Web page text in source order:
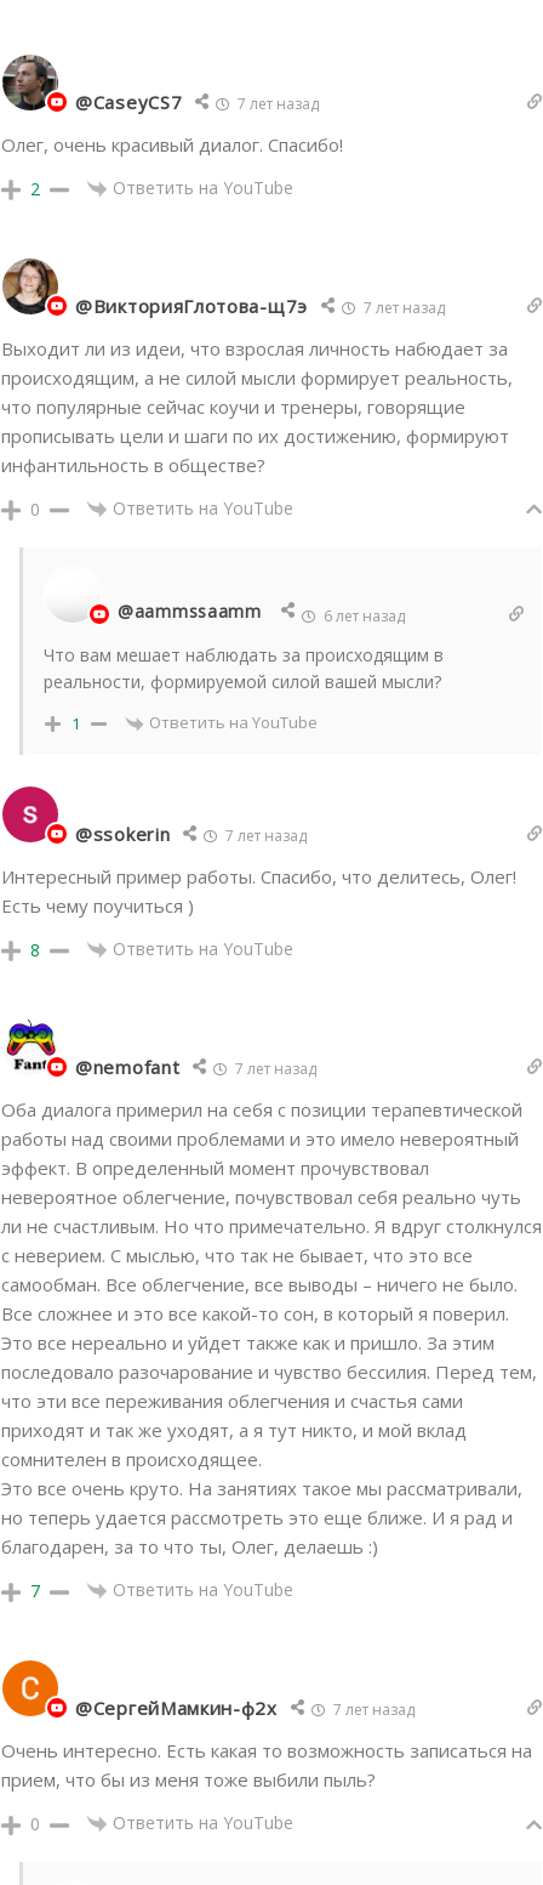
@CaseyCS7 7 лет назад
Олег, очень красивый диалог. Спасибо!
2 Ответить на YouTube
@ВикторияГлотова-щ7э 7 лет назад
Выходит ли из идеи, что взрослая личность набюдает за
происходящим, а не силой мысли формирует реальность,
что популярные сейчас коучи и тренеры, говорящие
прописывать цели и шаги по их достижению, формируют
инфантильность в обществе?
0 Ответить на YouTube
@aammssaamm 6 лет назад
Что вам мешает наблюдать за происходящим в
реальности, формируемой силой вашей мысли?
1 Ответить на YouTube
@ssokerin 7 лет назад
Интересный пример работы. Спасибо, что делитесь, Олег!
Есть чему поучиться )
8 Ответить на YouTube
@nemofant 7 лет назад
Оба диалога примерил на себя с позиции терапевтической
работы над своими проблемами и это имело невероятный
эффект. В определенный момент прочувствовал
невероятное облегчение, почувствовал себя реально чуть
ли не счастливым. Но что примечательно. Я вдруг столкнулся
с неверием. С мыслью, что так не бывает, что это все
самообман. Все облегчение, все выводы – ничего не было.
Все сложнее и это все какой-то сон, в который я поверил.
Это все нереально и уйдет также как и пришло. За этим
последовало разочарование и чувство бессилия. Перед тем,
что эти все переживания облегчения и счастья сами
приходят и так же уходят, а я тут никто, и мой вклад
сомнителен в происходящее.
Это все очень круто. На занятиях такое мы рассматривали,
но теперь удается рассмотреть это еще ближе. И я рад и
благодарен, за то что ты, Олег, делаешь :)
7 Ответить на YouTube
@СергейМамкин-ф2х 7 лет назад
Очень интересно. Есть какая то возможность записаться на
прием, что бы из меня тоже выбили пыль?
0 Ответить на YouTube